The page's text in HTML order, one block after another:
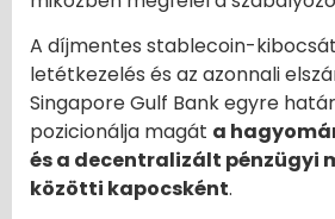
A díjmentes stablecoin-
letétkezelés és az azonnali
Singapore Gulf Bank egyre
pozicionálja magát a
és a decentralizált pénzügyi
közötti kapocsként.